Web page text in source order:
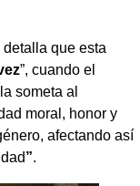
que esta
”, cuando el
someta al
moral, honor y
afectando así
”.